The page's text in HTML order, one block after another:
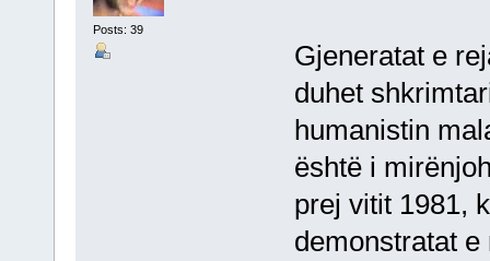
Posts: 39
Gjeneratat e
duhet
humanistin
është i
prej vitit 1981,
demonstratat